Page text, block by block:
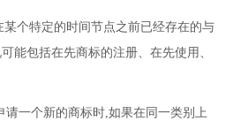
某个特定的时间节点之前已经存在的与
能包括在先商标的注册、在先使用、
请一个新的商标时,如果在同一类别上